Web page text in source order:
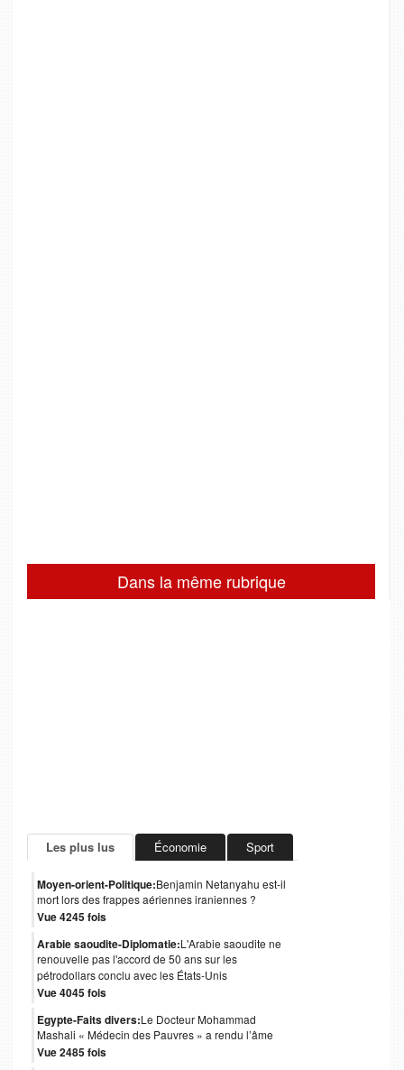
Dans la même rubrique
Les plus lus Économie Sport
Moyen-orient-Politique:Benjamin Netanyahu est-il
mort lors des frappes aériennes iraniennes ?
Vue 4245 fois
Arabie saoudite-Diplomatie:L'Arabie saoudite ne
renouvelle pas l'accord de 50 ans sur les
pétrodollars conclu avec les États-Unis
Vue 4045 fois
Egypte-Faits divers:Le Docteur Mohammad
Mashali « Médecin des Pauvres » a rendu l’âme
Vue 2485 fois